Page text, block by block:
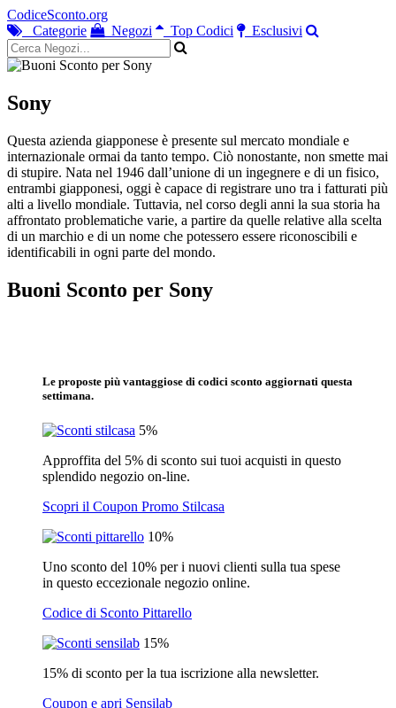
CodiceSconto.org
Categorie
Negozi Top Codici Esclusivi
Sony
Questa azienda giapponese è presente sul mercato mondiale e
internazionale ormai da tanto tempo. Ciò nonostante, non smette mai
di stupire. Nata nel 1946 dall’unione di un ingegnere e di un fisico,
entrambi giapponesi, oggi è capace di registrare uno tra i fatturati più
alti a livello mondiale. Tuttavia, nel corso degli anni la sua storia ha
affrontato problematiche varie, a partire da quelle relative alla scelta
di un marchio e di un nome che potessero essere riconoscibili e
identificabili in ogni parte del mondo.
Buoni Sconto per Sony
Le proposte più vantaggiose di codici sconto aggiornati questa
settimana.
5%
Approffita del 5% di sconto sui tuoi acquisti in questo
splendido negozio on-line.
Scopri il Coupon Promo Stilcasa
10%
Uno sconto del 10% per i nuovi clienti sulla tua spese
in questo eccezionale negozio online.
Codice di Sconto Pittarello
15%
15% di sconto per la tua iscrizione alla newsletter.
Coupon e apri Sensilab